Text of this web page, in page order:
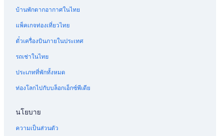
บ้านพักตากอากาศในไทย
แพ็คเกจท่องเที่ยวไทย
ตั๋วเครื่องบินภายในประเทศ
รถเช่าในไทย
ประเภทที่พักทั้งหมด
ท่องโลกไปกับบล็อกเอ็กซ์พีเดีย
นโยบาย
ความเป็นส่วนตัว